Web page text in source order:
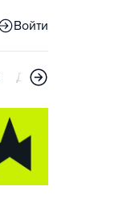
Войти
Дни открытых